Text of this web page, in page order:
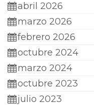
abril 2026
marzo 2026
febrero 2026
octubre 2024
marzo 2024
octubre 2023
julio 2023